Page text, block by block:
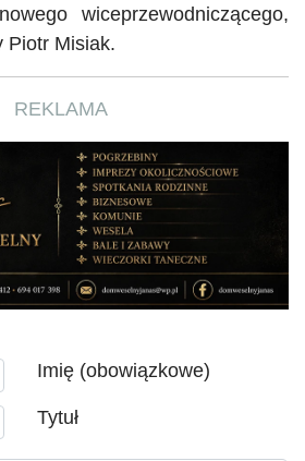
wiceprzewodniczącego,
Piotr Misiak.
REKLAMA
Imię (obowiązkowe)
Tytuł